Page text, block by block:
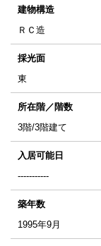
建物構造
ＲＣ造
採光面
東
所在階／階数
3階/3階建て
入居可能日
-----------
築年数
1995年9月